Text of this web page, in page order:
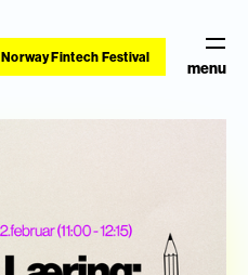
Norway Fintech Festival
menu